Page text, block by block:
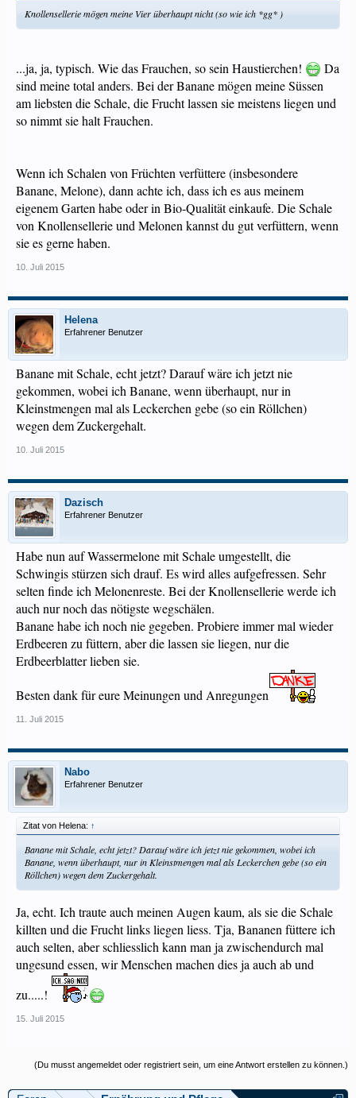
Knollensellerie mögen meine Vier überhaupt nicht (so wie ich *gg* )
...ja, ja, typisch. Wie das Frauchen, so sein Haustierchen!
Da
sind meine total anders. Bei der Banane mögen meine Süssen
am liebsten die Schale, die Frucht lassen sie meistens liegen und
so nimmt sie halt Frauchen.
Wenn ich Schalen von Früchten verfüttere (insbesondere
Banane, Melone), dann achte ich, dass ich es aus meinem
eigenem Garten habe oder in Bio-Qualität einkaufe. Die Schale
von Knollensellerie und Melonen kannst du gut verfüttern, wenn
sie es gerne haben.
10. Juli 2015
Helena
Erfahrener Benutzer
Banane mit Schale, echt jetzt? Darauf wäre ich jetzt nie
gekommen, wobei ich Banane, wenn überhaupt, nur in
Kleinstmengen mal als Leckerchen gebe (so ein Röllchen)
wegen dem Zuckergehalt.
10. Juli 2015
Dazisch
Erfahrener Benutzer
Habe nun auf Wassermelone mit Schale umgestellt, die
Schwingis stürzen sich drauf. Es wird alles aufgefressen. Sehr
selten finde ich Melonenreste. Bei der Knollensellerie werde ich
auch nur noch das nötigste wegschälen.
Banane habe ich noch nie gegeben. Probiere immer mal wieder
Erdbeeren zu füttern, aber die lassen sie liegen, nur die
Erdbeerblatter lieben sie.
Besten dank für eure Meinungen und Anregungen
11. Juli 2015
Nabo
Erfahrener Benutzer
Zitat von Helena: ↑
Banane mit Schale, echt jetzt? Darauf wäre ich jetzt nie gekommen, wobei ich
Banane, wenn überhaupt, nur in Kleinstmengen mal als Leckerchen gebe (so ein
Röllchen) wegen dem Zuckergehalt.
Ja, echt. Ich traute auch meinen Augen kaum, als sie die Schale
killten und die Frucht links liegen liess. Tja, Bananen füttere ich
auch selten, aber schliesslich kann man ja zwischendurch mal
ungesund essen, wir Menschen machen dies ja auch ab und
zu.....!
15. Juli 2015
(Du musst angemeldet oder registriert sein, um eine Antwort erstellen zu können.)